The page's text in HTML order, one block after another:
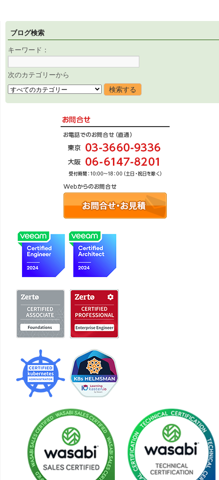
ブログ検索
キーワード：
次のカテゴリーから